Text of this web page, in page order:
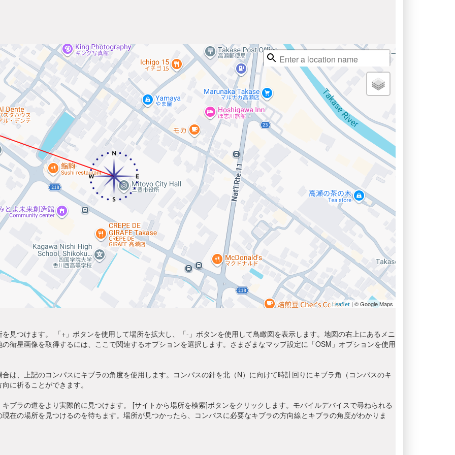
Leaflet | © Google Maps
見つけます。 「+」ボタンを使用して場所を拡大し、「-」ボタンを使用して鳥瞰図を表示します。地図の右上にあるメニ
衛星画像を取得するには、ここで関連するオプションを選択します。さまざまなマップ設定に「OSM」オプションを使用
は、上記のコンパスにキブラの角度を使用します。コンパスの針を北（N）に向けて時計回りにキブラ角（コンパスのキ
に祈ることができます。
ブラの道をより実際的に見つけます。 [サイトから場所を検索]ボタンをクリックします。モバイルデバイスで尋ねられる
在の場所を見つけるのを待ちます。場所が見つかったら、コンパスに必要なキブラの方向線とキブラの角度がわかりま